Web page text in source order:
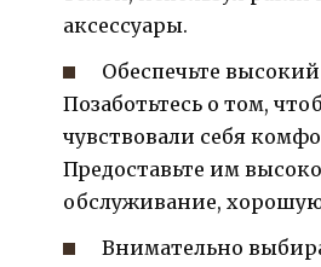
аксессуары.
Обеспечьте
Позаботьтесь о том,
чувствовали себя
Предоставьте им
обслуживание,
Внимательно